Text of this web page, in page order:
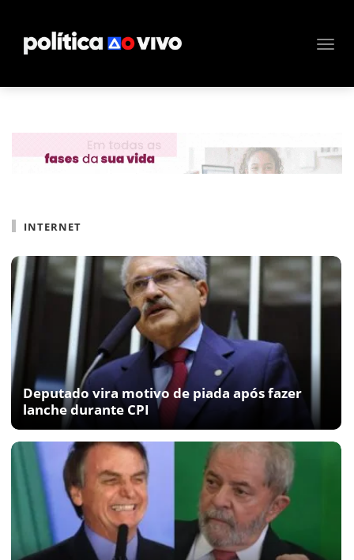
INTERNET
Deputado vira motivo de piada após fazer
lanche durante CPI